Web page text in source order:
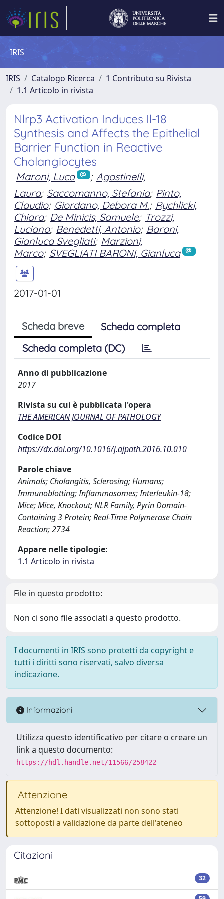
IRIS
IRIS Catalogo Ricerca
1 Contributo su Rivista
1.1 Articolo in rivista
Nlrp3 Activation Induces Il-18
Synthesis and Affects the Epithelial
Barrier Function in Reactive
Cholangiocytes
Maroni, Luca ; Agostinelli,
Laura; Saccomanno, Stefania; Pinto,
Claudio; Giordano, Debora M.; Rychlicki,
Chiara; De Minicis, Samuele; Trozzi,
Luciano; Benedetti, Antonio; Baroni,
Gianluca Svegliati; Marzioni,
Marco; SVEGLIATI BARONI, Gianluca
2017-01-01
Scheda breve
Scheda completa
Scheda completa (DC)
Anno di pubblicazione
2017
Rivista su cui è pubblicata l'opera
THE AMERICAN JOURNAL OF PATHOLOGY
Codice DOI
https://dx.doi.org/10.1016/j.ajpath.2016.10.010
Parole chiave
Animals; Cholangitis, Sclerosing; Humans;
Immunoblotting; Inflammasomes; Interleukin-18;
Mice; Mice, Knockout; NLR Family, Pyrin Domain-
Containing 3 Protein; Real-Time Polymerase Chain
Reaction; 2734
Appare nelle tipologie:
1.1 Articolo in rivista
File in questo prodotto:
Non ci sono file associati a questo prodotto.
I documenti in IRIS sono protetti da copyright e
tutti i diritti sono riservati, salvo diversa
indicazione.
Informazioni
Utilizza questo identificativo per citare o creare un
link a questo documento:
https://hdl.handle.net/11566/258422
Attenzione
Attenzione! I dati visualizzati non sono stati
sottoposti a validazione da parte dell'ateneo
Citazioni
32